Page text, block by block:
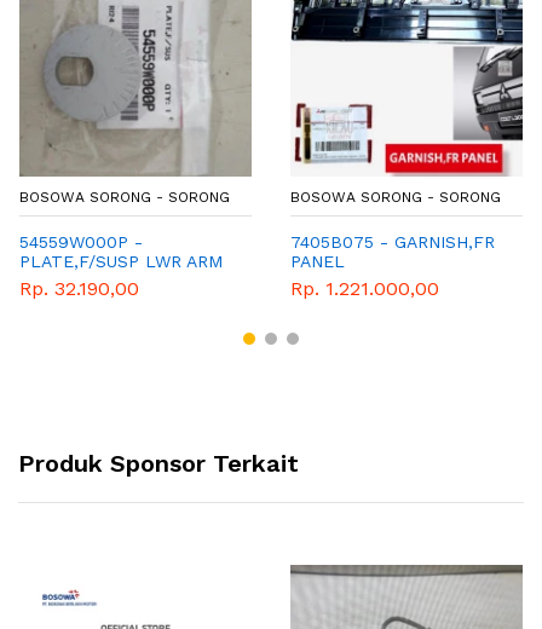
BOSOWA SORONG - SORONG
54559W000P -
PLATE,F/SUSP LWR ARM
SHAFT
Rp. 32.190,00
BOSOWA SORONG - SORONG
7405B075 - GARNISH,FR
PANEL
Rp. 1.221.000,00
Produk Sponsor Terkait